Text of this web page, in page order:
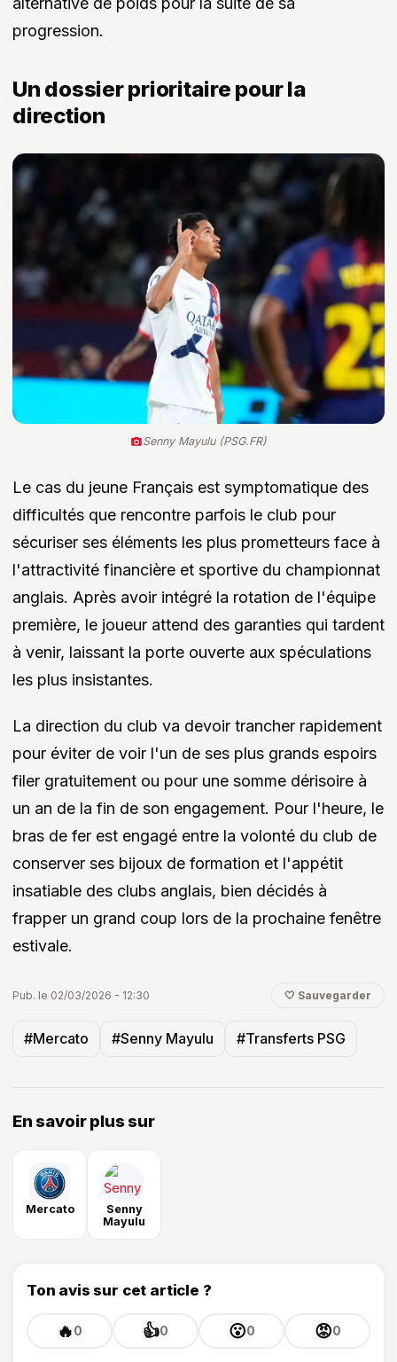
progression.
Un dossier prioritaire pour la
direction
Senny Mayulu (PSG.FR)
Le cas du jeune Français est symptomatique des
difficultés que rencontre parfois le club pour
sécuriser ses éléments les plus prometteurs face à
l'attractivité financière et sportive du championnat
anglais. Après avoir intégré la rotation de l'équipe
première, le joueur attend des garanties qui tardent
à venir, laissant la porte ouverte aux spéculations
les plus insistantes.
La direction du club va devoir trancher rapidement
pour éviter de voir l'un de ses plus grands espoirs
filer gratuitement ou pour une somme dérisoire à
un an de la fin de son engagement. Pour l'heure, le
bras de fer est engagé entre la volonté du club de
conserver ses bijoux de formation et l'appétit
insatiable des clubs anglais, bien décidés à
frapper un grand coup lors de la prochaine fenêtre
estivale.
Pub. le 02/03/2026 - 12:30 🤍 Sauvegarder
#Mercato #Senny Mayulu #Transferts PSG
En savoir plus sur
Mercato
Senny
Mayulu
Ton avis sur cet article ?
🔥0 👍0 😮0 😡0